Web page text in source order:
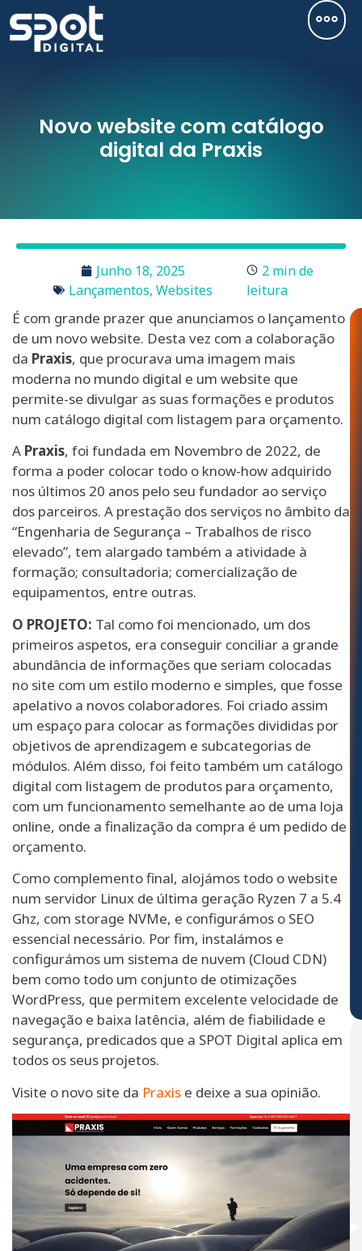
Novo website com catálogo
digital da Praxis
Junho 18, 2025
Lançamentos,Websites
2 min de
leitura
É com grande prazer que anunciamos o lançamento
de um novo website. Desta vez com a colaboração
da Praxis, que procurava uma imagem mais
moderna no mundo digital e um website que
permite-se divulgar as suas formações e produtos
num catálogo digital com listagem para orçamento.
A Praxis, foi fundada em Novembro de 2022, de
forma a poder colocar todo o know-how adquirido
nos últimos 20 anos pelo seu fundador ao serviço
dos parceiros. A prestação dos serviços no âmbito da
“Engenharia de Segurança – Trabalhos de risco
elevado”, tem alargado também a atividade à
formação; consultadoria; comercialização de
equipamentos, entre outras.
O PROJETO: Tal como foi mencionado, um dos
primeiros aspetos, era conseguir conciliar a grande
abundância de informações que seriam colocadas
no site com um estilo moderno e simples, que fosse
apelativo a novos colaboradores. Foi criado assim
um espaço para colocar as formações divididas por
objetivos de aprendizagem e subcategorias de
módulos. Além disso, foi feito também um catálogo
digital com listagem de produtos para orçamento,
com um funcionamento semelhante ao de uma loja
online, onde a finalização da compra é um pedido de
orçamento.
Como complemento final, alojámos todo o website
num servidor Linux de última geração Ryzen 7 a 5.4
Ghz, com storage NVMe, e configurámos o SEO
essencial necessário. Por fim, instalámos e
configurámos um sistema de nuvem (Cloud CDN)
bem como todo um conjunto de otimizações
WordPress, que permitem excelente velocidade de
navegação e baixa latência, além de fiabilidade e
segurança, predicados que a SPOT Digital aplica em
todos os seus projetos.
Visite o novo site da Praxis e deixe a sua opinião.